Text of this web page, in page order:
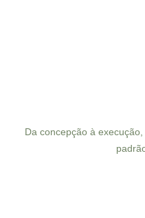
Da concepção à